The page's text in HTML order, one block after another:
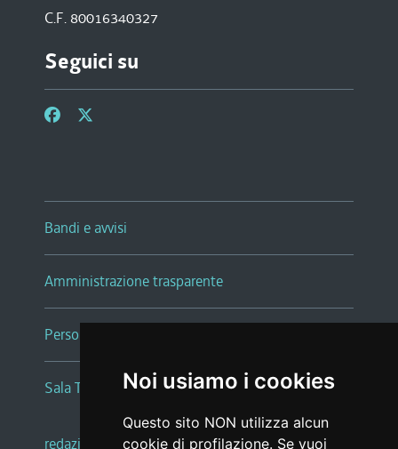
Noi usiamo i cookies
Questo sito NON utilizza alcun
cookie di profilazione. Se vuoi
C.F. 80016340327
Seguici su
Bandi e avvisi
Amministrazione trasparente
Persone e Uffici
Sala Tiziano Tessitori
redazione web |note legali |glossario